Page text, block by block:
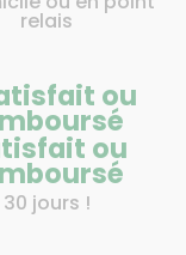
relais
ou
30 jours !